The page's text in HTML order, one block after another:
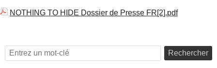
NOTHING TO HIDE Dossier de Presse FR[2].pdf
Rechercher